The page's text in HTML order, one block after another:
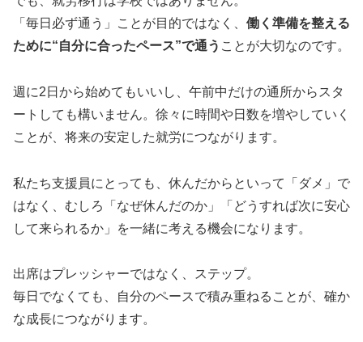
「毎日必ず通う」ことが目的ではなく、 働く準備を整える
ために“自分に合ったペース”で通う ことが大切なのです。
週に2日から始めてもいいし、午前中だけの通所からスタ
ートしても構いません。徐々に時間や日数を増やしていく
ことが、将来の安定した就労につながります。
私たち支援員にとっても、休んだからといって「ダメ」で
はなく、むしろ「なぜ休んだのか」「どうすれば次に安心
して来られるか」を一緒に考える機会になります。
出席はプレッシャーではなく、ステップ。
毎日でなくても、自分のペースで積み重ねることが、確か
な成長につながります。